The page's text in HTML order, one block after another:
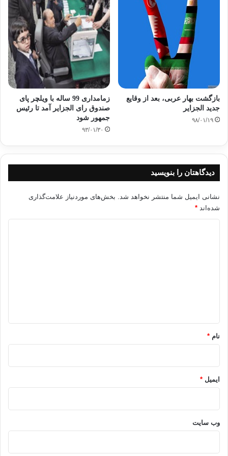
الجزایر
کپی آدرس
بازگشت بهار عربی، بعد از وقایع
جدید الجزایر
۹۸/۰۱/۱۹
زمامداری 99 ساله با ویلچر پای
صندوق رای الجزایر آمد تا رئیس
جمهور شود
۹۳/۰۱/۳۰
دیدگاهتان را بنویسید
نشانی ایمیل شما منتشر نخواهد شد. بخش‌های موردنیاز علامت‌گذاری
شده‌اند *
نام *
ایمیل *
وب‌ سایت